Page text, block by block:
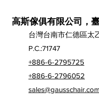
高斯傢俱有限公司，
台灣台南市仁德區太
P.C.:71747
+886-6-2795725
+886-6-2796052
sales@gausschair.com